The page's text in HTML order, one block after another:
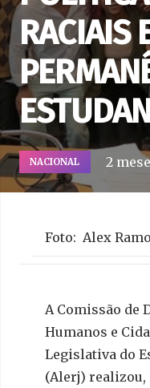
RACIAIS
NACIONAL 2
Foto: Alex
A Comissão de
Humanos e
Legislativa do
(Alerj) realizou,